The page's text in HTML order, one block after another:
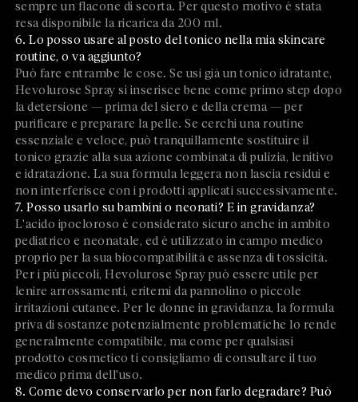
sempre un flacone di scorta. Per questo motivo è stata
resa disponibile la ricarica da 200 ml.
6. Lo posso usare al posto del tonico nella mia skincare
routine, o va aggiunto?
Può fare entrambe le cose. Se usi già un tonico idratante,
Hevolurose Spray si inserisce bene come primo step dopo
la detersione — prima del siero e della crema — per
purificare e preparare la pelle. Se cerchi una routine
essenziale e veloce, può tranquillamente sostituire il
tonico grazie alla sua azione combinata di pulizia, lenitivo
e idratazione. La sua formula leggera non lascia residui e
non interferisce con i prodotti applicati successivamente.
7. Posso usarlo su bambini o neonati? E in gravidanza?
L'acido ipocloroso è considerato sicuro anche in ambito
pediatrico e neonatale, ed è utilizzato in campo medico
proprio per la sua biocompatibilità e assenza di tossicità.
Per i più piccoli, Hevolurose Spray può essere utile per
lenire arrossamenti, eritemi da pannolino o piccole
irritazioni cutanee. Per le donne in gravidanza, la formula
priva di sostanze potenzialmente problematiche lo rende
generalmente compatibile, ma come per qualsiasi
prodotto cosmetico ti consigliamo di consultare il tuo
medico prima dell'uso.
8. Come devo conservarlo per non farlo degradare? Può